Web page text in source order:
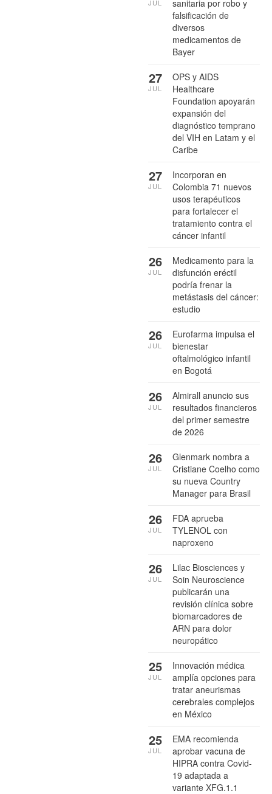
sanitaria por robo y
falsificación de
diversos
medicamentos de
Bayer
JUL
OPS y AIDS
Healthcare
Foundation apoyarán
expansión del
diagnóstico temprano
del VIH en Latam y el
Caribe
27
JUL
Incorporan en
Colombia 71 nuevos
usos terapéuticos
para fortalecer el
tratamiento contra el
cáncer infantil
27
JUL
Medicamento para la
disfunción eréctil
podría frenar la
metástasis del cáncer:
estudio
26
JUL
Eurofarma impulsa el
bienestar
oftalmológico infantil
en Bogotá
26
JUL
Almirall anuncio sus
resultados financieros
del primer semestre
de 2026
26
JUL
Glenmark nombra a
Cristiane Coelho como
su nueva Country
Manager para Brasil
26
JUL
FDA aprueba
TYLENOL con
naproxeno
26
JUL
Lilac Biosciences y
Soin Neuroscience
publicarán una
revisión clínica sobre
biomarcadores de
ARN para dolor
neuropático
26
JUL
Innovación médica
amplía opciones para
tratar aneurismas
cerebrales complejos
en México
25
JUL
EMA recomienda
aprobar vacuna de
HIPRA contra Covid-
19 adaptada a
variante XFG.1.1
25
JUL